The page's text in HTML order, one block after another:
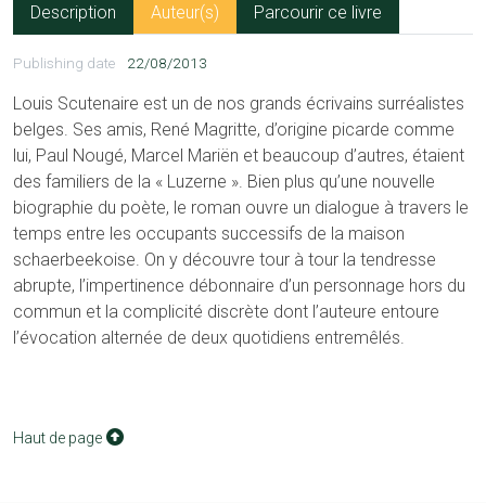
Description Auteur(s) Parcourir ce livre
Publishing date 22/08/2013
Louis Scutenaire est un de nos grands écrivains surréalistes
belges. Ses amis, René Magritte, d’origine picarde comme
lui, Paul Nougé, Marcel Mariën et beaucoup d’autres, étaient
des familiers de la « Luzerne ». Bien plus qu’une nouvelle
biographie du poète, le roman ouvre un dialogue à travers le
temps entre les occupants successifs de la maison
schaerbeekoise. On y découvre tour à tour la tendresse
abrupte, l’impertinence débonnaire d’un personnage hors du
commun et la complicité discrète dont l’auteure entoure
l’évocation alternée de deux quotidiens entremêlés.
Haut de page